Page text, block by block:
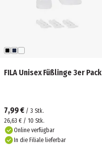
FILA Unisex Füßlinge 3er Pack
7,99 € / 3 Stk.
26,63 € / 10 Stk.
Online verfügbar
In die Filiale lieferbar